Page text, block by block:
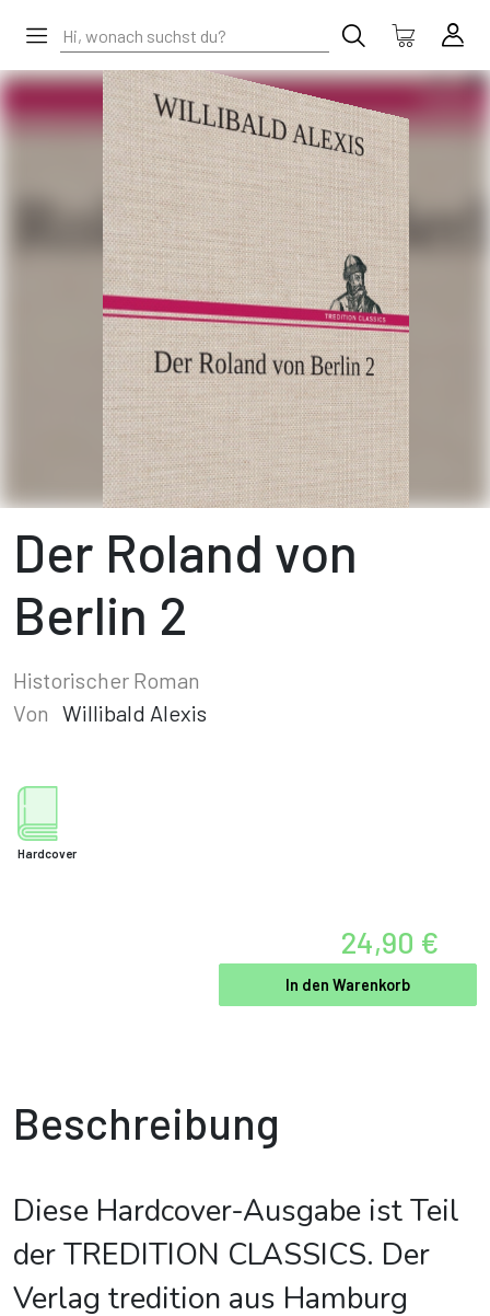
Der Roland von
Berlin 2
Historischer Roman
Von Willibald Alexis
Hardcover
24,90 €
In den Warenkorb
Beschreibung
Diese Hardcover-Ausgabe ist Teil
der TREDITION CLASSICS. Der
Verlag tredition aus Hamburg